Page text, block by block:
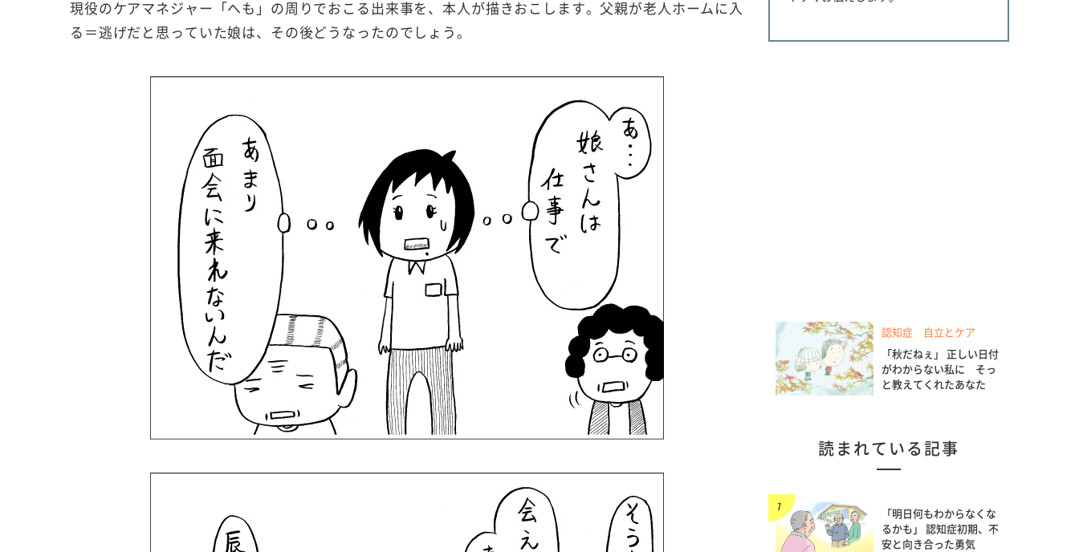
現役のケアマネジャー「へも」の周りでおこる出来事を、本人が描きおこします。父親が老人ホームに入
る＝逃げだと思っていた娘は、その後どうなったのでしょう。
認知症 自立とケア
「秋だねぇ」 正しい日付
がわからない私に そっ
と教えてくれたあなた
読まれている記事
「明日何もわからなくな
るかも」 認知症初期、不
安と向き合った勇気